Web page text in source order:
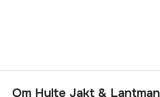
Om Hylte Jakt & Lantman